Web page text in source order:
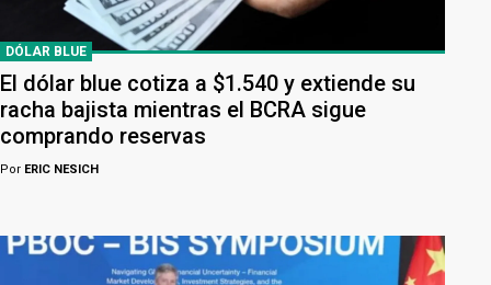
DÓLAR BLUE
El dólar blue cotiza a $1.540 y extiende su
racha bajista mientras el BCRA sigue
comprando reservas
Por ERIC NESICH